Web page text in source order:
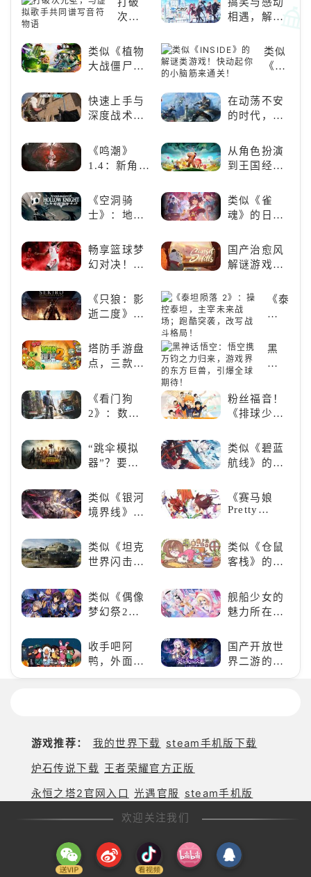
佬都爱玩的
得世界冠军
次元
与虚
拟歌
写音
符物
相遇，解锁
的魅力
类似《植物
大战僵尸》
游戏，休闲
娱乐尽在手
类似
《
谜类
起你
的小
来通
关！
快速上手与
深度战术兼
六号M》是
否值得入
在动荡不安
的时代，踏
《鸣潮》
1.4：新角
情，全新冒
险体验！
从角色扮演
到王国经
游为何能俘
获玩家心？
《空洞骑
士》：地下
探索与极致
冒险
类似《雀
魂》的日系
好看的ACG
看板娘们等
畅享篮球梦
幻对决！
2K24梦幻球
队》类似游
国产治愈风
解谜游戏
丘》
《只狼：影
逝二度》：
魄的忍者之
旅
《泰
坦
落
泰
坦，
宰
未
战
场；
突
袭，
写
战
局！
塔防手游盘
点，三款不
防佳作
黑
神
悟
空：
携
万
之
力
来，
游
戏
的
东
巨
兽，
《看门狗
2》：数字
狂欢
粉丝福音！
《排球少
HIGH!!》手
游还原经典
“跳伞模拟
器”？要
“刚”？
类似《碧蓝
航线》的养
养成你的梦
想！
类似《银河
境界线》的
类手游推
荐：极致策
《赛马娘
Pretty
的竞速之旅
类似《坦克
世界闪击
（WOTB）
的军事类游
戏推荐！快
爱的装备出
发吧！
类似《仓鼠
客栈》的萌
荐！快来养
赛博宠物
吧！
类似《偶像
梦幻祭2》
游推荐：完
美还原偶像
魅力，共同
舰船少女的
魅力所在：
线》
收手吧阿
鸭，外面全
是好鹅！！
国产开放世
界二游的里
程碑：《原
游戏推荐： 我的世界下载 steam手机版下载
炉石传说下载 王者荣耀官方正版
永恒之塔2官网入口 光遇官服
steam手机版
欢迎关注我们